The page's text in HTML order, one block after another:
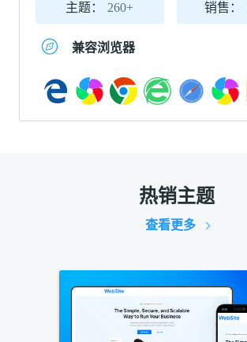
主题： 260+ 销售：
兼容浏览器
热销主题
查看更多